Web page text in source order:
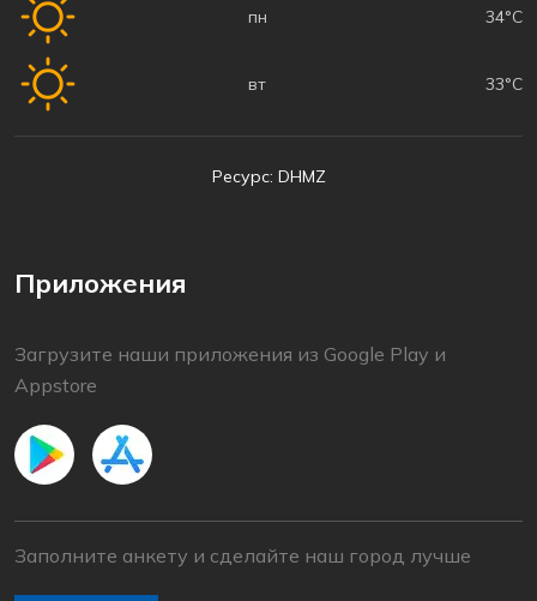
пн 34°C
вт 33°C
Ресурс: DHMZ
Приложения
Загрузите наши приложения из Google Play и
Appstore
Заполните анкету и сделайте наш город лучше